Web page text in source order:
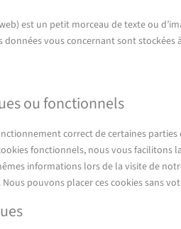
est un petit morceau de texte ou
données vous concernant sont stockées
ou fonctionnels
correct de certaines
fonctionnels, nous vous facilitons
informations lors de la visite de
pouvons placer ces cookies sans